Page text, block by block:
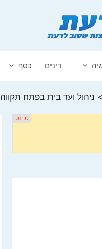
דינים כסף
> ניהול ועד בית בפתח תקווה